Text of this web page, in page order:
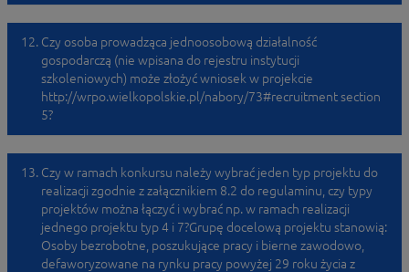
Czy osoba prowadząca jednoosobową działalność
gospodarczą (nie wpisana do rejestru instytucji
szkoleniowych) może złożyć wniosek w projekcie
http://wrpo.wielkopolskie.pl/nabory/73#recruitment section
5?
Czy w ramach konkursu należy wybrać jeden typ projektu do
realizacji zgodnie z załącznikiem 8.2 do regulaminu, czy typy
projektów można łączyć i wybrać np. w ramach realizacji
jednego projektu typ 4 i 7?Grupę docelową projektu stanowią:
Osoby bezrobotne, poszukujące pracy i bierne zawodowo,
defaworyzowane na rynku pracy powyżej 29 roku życia z